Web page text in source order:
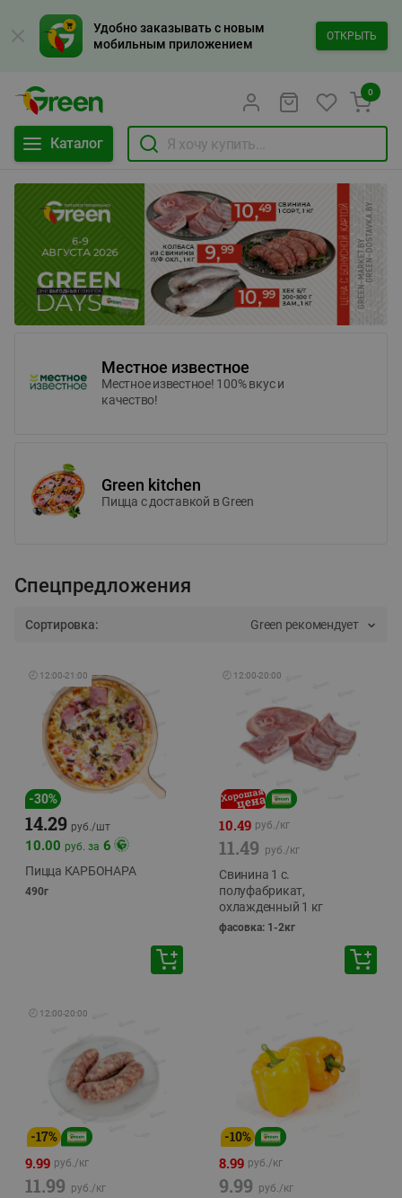
Удобно заказывать с новым
мобильным приложением
ОТКРЫТЬ
Каталог
0
Местное известное
Местное известное! 100% вкус и
качество!
Green kitchen
Пицца c доставкой в Green
Спецпредложения
Сортировка: Green рекомендует
🕘 12:00-21:00
-30%
14.29 руб./шт
10.00 руб. за 6
Пицца КАРБОНАРА
490г
🕘 12:00-20:00
10.49 руб./кг
11.49 руб./кг
Свинина 1 с.
полуфабрикат,
охлажденный 1 кг
фасовка: 1-2кг
🕘 12:00-20:00
-17%
9.99 руб./кг
11.99 руб./кг
-10%
8.99 руб./кг
9.99 руб./кг